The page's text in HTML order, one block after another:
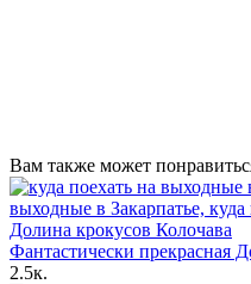
Вам также может
Фантастически прекрасная
2.5к.